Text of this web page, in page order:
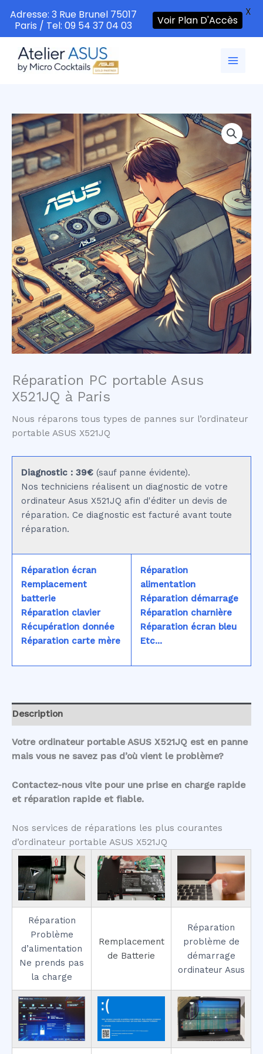
contenu
Réparation PC portable Asus
X521JQ à Paris
Nous réparons tous types de pannes sur l’ordinateur
portable ASUS X521JQ
Diagnostic : 39€ (sauf panne évidente).
Nos techniciens réalisent un diagnostic de votre
ordinateur Asus X521JQ afin d'éditer un devis de
réparation. Ce diagnostic est facturé avant toute
réparation.
Réparation écran
Remplacement
batterie
Réparation clavier
Récupération donnée
Réparation carte mère
Réparation
alimentation
Réparation démarrage
Réparation charnière
Réparation écran bleu
Etc...
Description
Votre ordinateur portable ASUS X521JQ est en panne
mais vous ne savez pas d’où vient le problème?
Contactez-nous vite pour une prise en charge rapide
et réparation rapide et fiable.
Nos services de réparations les plus courantes
d’ordinateur portable ASUS X521JQ
Réparation
Problème
d’alimentation
Ne prends pas
la charge
Remplacement
de Batterie
Réparation
problème de
démarrage
ordinateur Asus
Adresse: 3 Rue Brunel 75017
Paris / Tel: 09 54 37 04 03
Voir Plan D'Accès
X